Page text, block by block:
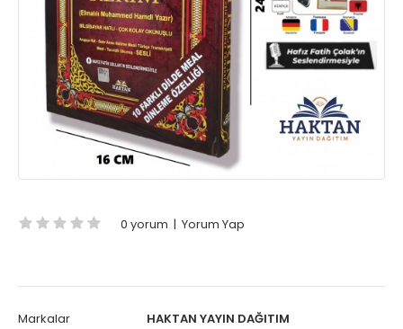
0 yorum | Yorum Yap
Markalar
HAKTAN YAYIN DAĞITIM